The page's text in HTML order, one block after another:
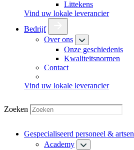
Littekens
Vind uw lokale leverancier
Bedrijf
Over ons
Onze geschiedenis
Kwaliteitsnormen
Contact
Vind uw lokale leverancier
Zoeken
Gespecialiseerd personeel & artsen
Academy